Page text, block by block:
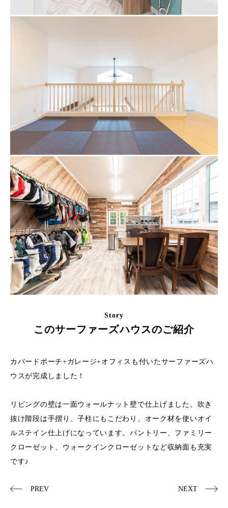
Story
このサーファーズハウスのご紹介
カバードポーチ+ガレージ+オフィスも付いたサーファーズハ
ウスが完成しました！
リビングの壁は一面ウォールナット壁で仕上げました。吹き
抜け階段は手摺り、子柱にもこだわり、オーク材を使いオイ
ルステイン仕上げになっています。パントリー、ファミリー
クローゼット、ウォークインクローゼットなど収納面も充実
です♪
PREV NEXT